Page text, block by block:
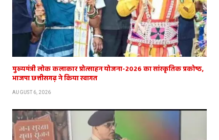
मुख्यमंत्री लोक कलाकार प्रोत्साहन योजना-2026 का सांस्कृतिक प्रकोष्ठ,
भाजपा छत्तीसगढ़ ने किया स्वागत
AUGUST 6, 2026